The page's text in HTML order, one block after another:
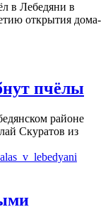
в Лебедяни в
открытия дома-
пчёлы
районе
Скуратов из